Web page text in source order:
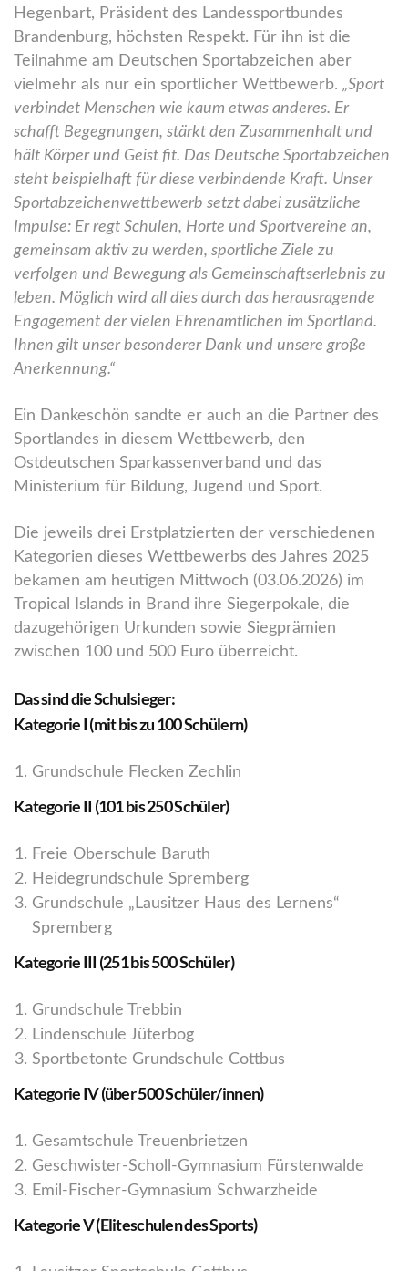
Hegenbart, Präsident des Landessportbundes
Brandenburg, höchsten Respekt. Für ihn ist die
Teilnahme am Deutschen Sportabzeichen aber
vielmehr als nur ein sportlicher Wettbewerb. „Sport
verbindet Menschen wie kaum etwas anderes. Er
schafft Begegnungen, stärkt den Zusammenhalt und
hält Körper und Geist fit. Das Deutsche Sportabzeichen
steht beispielhaft für diese verbindende Kraft. Unser
Sportabzeichenwettbewerb setzt dabei zusätzliche
Impulse: Er regt Schulen, Horte und Sportvereine an,
gemeinsam aktiv zu werden, sportliche Ziele zu
verfolgen und Bewegung als Gemeinschaftserlebnis zu
leben. Möglich wird all dies durch das herausragende
Engagement der vielen Ehrenamtlichen im Sportland.
Ihnen gilt unser besonderer Dank und unsere große
Anerkennung.“
Ein Dankeschön sandte er auch an die Partner des
Sportlandes in diesem Wettbewerb, den
Ostdeutschen Sparkassenverband und das
Ministerium für Bildung, Jugend und Sport.
Die jeweils drei Erstplatzierten der verschiedenen
Kategorien dieses Wettbewerbs des Jahres 2025
bekamen am heutigen Mittwoch (03.06.2026) im
Tropical Islands in Brand ihre Siegerpokale, die
dazugehörigen Urkunden sowie Siegprämien
zwischen 100 und 500 Euro überreicht.
Das sind die Schulsieger:
Kategorie I (mit bis zu 100 Schülern)
Grundschule Flecken Zechlin
Kategorie II (101 bis 250 Schüler)
Freie Oberschule Baruth
Heidegrundschule Spremberg
Grundschule „Lausitzer Haus des Lernens“
Spremberg
Kategorie III (251 bis 500 Schüler)
Grundschule Trebbin
Lindenschule Jüterbog
Sportbetonte Grundschule Cottbus
Kategorie IV (über 500 Schüler/innen)
Gesamtschule Treuenbrietzen
Geschwister-Scholl-Gymnasium Fürstenwalde
Emil-Fischer-Gymnasium Schwarzheide
Kategorie V (Eliteschulen des Sports)